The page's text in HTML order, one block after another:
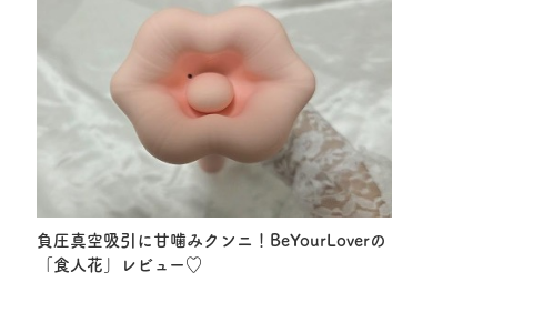
負圧真空吸引に甘噛みクンニ！BeYourLoverの
「食人花」レビュー♡